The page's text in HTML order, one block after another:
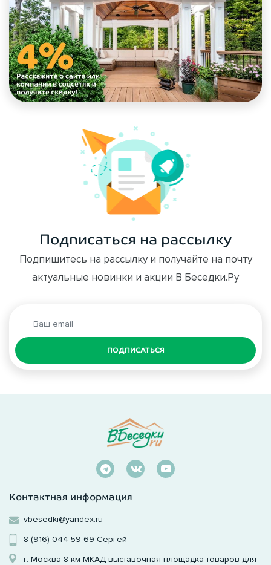
Подписаться на рассылку
Подпишитесь на рассылку и получайте на почту
актуальные новинки и акции В Беседки.Ру
ПОДПИСАТЬСЯ
Контактная информация
vbesedki@yandex.ru
8 (916) 044-59-69 Сергей
г. Москва 8 км МКАД выставочная площадка товаров для